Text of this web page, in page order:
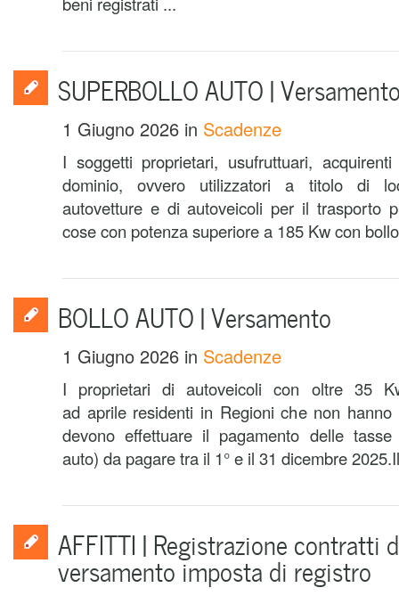
SUPERBOLLO AUTO |
1 Giugno 2026 in Scadenze
I soggetti proprietari, usufruttuari,
dominio, ovvero utilizzatori a titolo di
autovetture e di autoveicoli per il trasporto
cose con potenza superiore a 185 Kw con
BOLLO AUTO | Versamento
1 Giugno 2026 in Scadenze
I proprietari di autoveicoli con oltre 35
ad aprile residenti in Regioni che non hanno
devono effettuare il pagamento delle tasse
auto) da pagare tra il 1° e il 31 dicembre
AFFITTI | Registrazione contratti
versamento imposta di registro